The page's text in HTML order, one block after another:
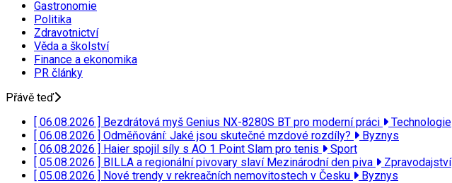
Gastronomie
Politika
Zdravotnictví
Věda a školství
Finance a ekonomika
PR články
Přávě teď
[ 06.08.2026 ] Bezdrátová myš Genius NX-8280S BT pro moderní práci
Technologie
[ 06.08.2026 ] Odměňování: Jaké jsou skutečné mzdové rozdíly?
Byznys
[ 06.08.2026 ] Haier spojil síly s AO 1 Point Slam pro tenis
Sport
[ 05.08.2026 ] BILLA a regionální pivovary slaví Mezinárodní den piva
Zpravodajství
[ 05.08.2026 ] Nové trendy v rekreačních nemovitostech v Česku
Byznys